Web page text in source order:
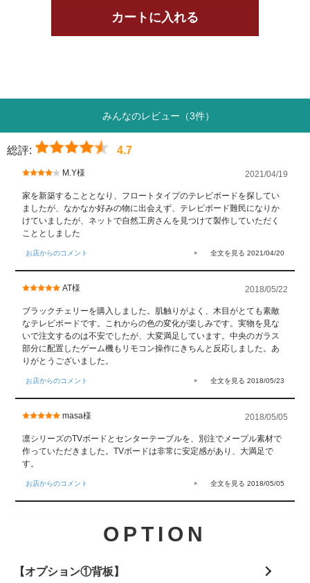
みんなのレビュー（3件）
総評: 4.7
M.Y様 2021/04/19
家を新築することとなり、フロートタイプのテレビボードを探してい
ましたが、なかなか好みの物に出会えず、テレビボード難民になりか
けていましたが、ネットで自然工房さんを見つけて製作していただく
こととしました
お店からのコメント 2021/04/20
AT様 2018/05/22
ブラックチェリーを購入しました。肌触りがよく、木目がとても素敵
なテレビボードです。これからの色の変化が楽しみです。実物を見な
いで注文するのは不安でしたが、大変満足しています。中央のガラス
部分に配置したゲーム機もリモコン操作にきちんと反応しました。あ
りがとうございました。
お店からのコメント 2018/05/23
masa様 2018/05/05
凛シリーズのTVボードとセンターテーブルを、別注でメープル素材で
作っていただきました。TVボードは非常に安定感があり、大満足で
す。
お店からのコメント 2018/05/05
OPTION
【オプション①背板】